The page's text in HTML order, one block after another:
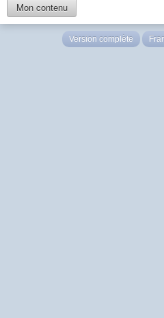
Mon contenu
Version complète